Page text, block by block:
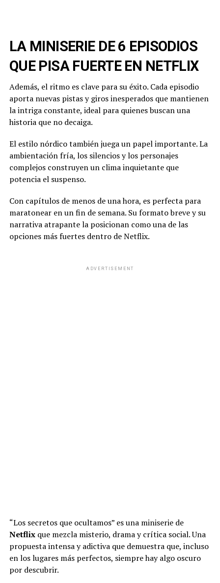
LA MINISERIE DE 6 EPISODIOS
QUE PISA FUERTE EN NETFLIX
Además, el ritmo es clave para su éxito. Cada episodio
aporta nuevas pistas y giros inesperados que mantienen
la intriga constante, ideal para quienes buscan una
historia que no decaiga.
El estilo nórdico también juega un papel importante. La
ambientación fría, los silencios y los personajes
complejos construyen un clima inquietante que
potencia el suspenso.
Con capítulos de menos de una hora, es perfecta para
maratonear en un fin de semana. Su formato breve y su
narrativa atrapante la posicionan como una de las
opciones más fuertes dentro de Netflix.
ADVERTISEMENT
“Los secretos que ocultamos” es una miniserie de
Netflix que mezcla misterio, drama y crítica social. Una
propuesta intensa y adictiva que demuestra que, incluso
en los lugares más perfectos, siempre hay algo oscuro
por descubrir.